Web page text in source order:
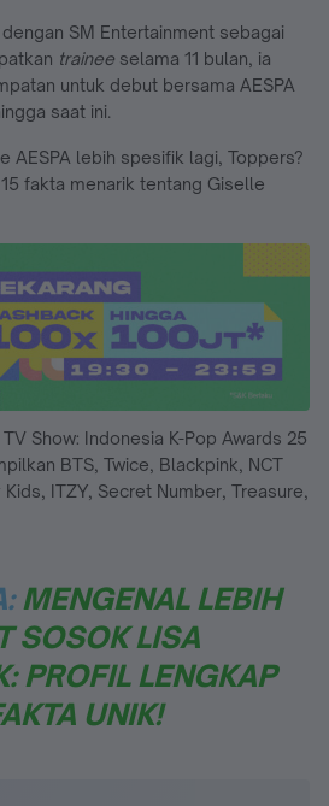
SM Entertainment sebagai
trainee selama 11 bulan, ia
untuk debut bersama AESPA
saat ini.
AESPA lebih spesifik lagi, Toppers?
fakta menarik tentang Giselle
Show: Indonesia K-Pop Awards 25
BTS, Twice, Blackpink, NCT
ITZY, Secret Number, Treasure,
MENGENAL LEBIH
SOSOK LISA
PROFIL LENGKAP
UNIK!